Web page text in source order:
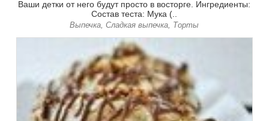
Ваши детки от него будут просто в восторге. Ингредиенты:
Состав теста: Мука (..
Выпечка, Сладкая выпечка, Торты